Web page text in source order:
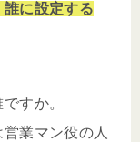
誰に設定する
すか。
業マン役の人